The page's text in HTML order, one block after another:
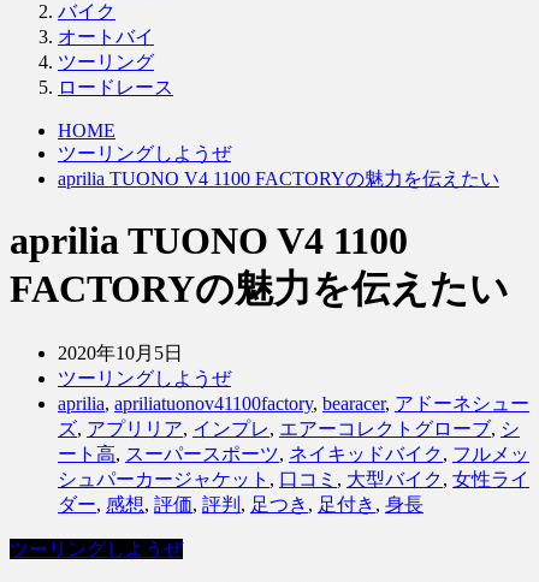
バイク
オートバイ
ツーリング
ロードレース
HOME
ツーリングしようぜ
aprilia TUONO V4 1100 FACTORYの魅力を伝えたい
aprilia TUONO V4 1100
FACTORYの魅力を伝えたい
2020年10月5日
ツーリングしようぜ
aprilia, apriliatuonov41100factory, bearacer, アドーネシュー
ズ, アプリリア, インプレ, エアーコレクトグローブ, シ
ート高, スーパースポーツ, ネイキッドバイク, フルメッ
シュパーカージャケット , 口コミ , 大型バイク, 女性ライ
ダー, 感想, 評価, 評判 , 足つき , 足付き , 身長
ツーリングしようぜ